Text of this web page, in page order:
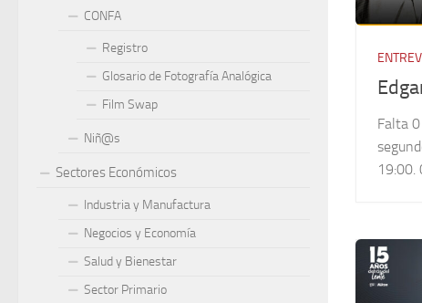
Falta
19:00.
CONFA
Registro
Glosario de Fotografía Analógica
Film Swap
Niñ@s
Sectores Económicos
Industria y Manufactura
Negocios y Economía
Salud y Bienestar
Sector Primario